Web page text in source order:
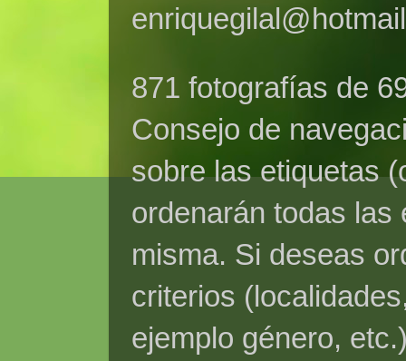
871 fotografías de
Consejo de
sobre las etiquetas
ordenarán todas las
misma. Si deseas
criterios
ejemplo género,